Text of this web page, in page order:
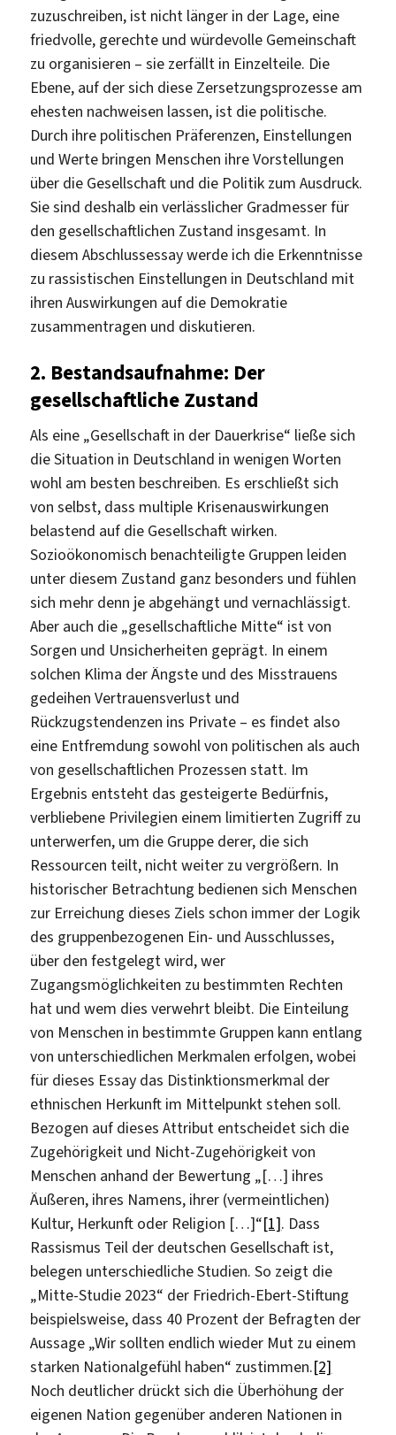
zuzuschreiben, ist nicht länger in der Lage, eine
friedvolle, gerechte und würdevolle Gemeinschaft
zu organisieren – sie zerfällt in Einzelteile. Die
Ebene, auf der sich diese Zersetzungsprozesse am
ehesten nachweisen lassen, ist die politische.
Durch ihre politischen Präferenzen, Einstellungen
und Werte bringen Menschen ihre Vorstellungen
über die Gesellschaft und die Politik zum Ausdruck.
Sie sind deshalb ein verlässlicher Gradmesser für
den gesellschaftlichen Zustand insgesamt. In
diesem Abschlussessay werde ich die Erkenntnisse
zu rassistischen Einstellungen in Deutschland mit
ihren Auswirkungen auf die Demokratie
zusammentragen und diskutieren.
2. Bestandsaufnahme: Der
gesellschaftliche Zustand
Als eine „Gesellschaft in der Dauerkrise“ ließe sich
die Situation in Deutschland in wenigen Worten
wohl am besten beschreiben. Es erschließt sich
von selbst, dass multiple Krisenauswirkungen
belastend auf die Gesellschaft wirken.
Sozioökonomisch benachteiligte Gruppen leiden
unter diesem Zustand ganz besonders und fühlen
sich mehr denn je abgehängt und vernachlässigt.
Aber auch die „gesellschaftliche Mitte“ ist von
Sorgen und Unsicherheiten geprägt. In einem
solchen Klima der Ängste und des Misstrauens
gedeihen Vertrauensverlust und
Rückzugstendenzen ins Private – es findet also
eine Entfremdung sowohl von politischen als auch
von gesellschaftlichen Prozessen statt. Im
Ergebnis entsteht das gesteigerte Bedürfnis,
verbliebene Privilegien einem limitierten Zugriff zu
unterwerfen, um die Gruppe derer, die sich
Ressourcen teilt, nicht weiter zu vergrößern. In
historischer Betrachtung bedienen sich Menschen
zur Erreichung dieses Ziels schon immer der Logik
des gruppenbezogenen Ein- und Ausschlusses,
über den festgelegt wird, wer
Zugangsmöglichkeiten zu bestimmten Rechten
hat und wem dies verwehrt bleibt. Die Einteilung
von Menschen in bestimmte Gruppen kann entlang
von unterschiedlichen Merkmalen erfolgen, wobei
für dieses Essay das Distinktionsmerkmal der
ethnischen Herkunft im Mittelpunkt stehen soll.
Bezogen auf dieses Attribut entscheidet sich die
Zugehörigkeit und Nicht-Zugehörigkeit von
Menschen anhand der Bewertung „[…] ihres
Äußeren, ihres Namens, ihrer (vermeintlichen)
Kultur, Herkunft oder Religion […]“[1]. Dass
Rassismus Teil der deutschen Gesellschaft ist,
belegen unterschiedliche Studien. So zeigt die
„Mitte-Studie 2023“ der Friedrich-Ebert-Stiftung
beispielsweise, dass 40 Prozent der Befragten der
Aussage „Wir sollten endlich wieder Mut zu einem
starken Nationalgefühl haben“ zustimmen.[2]
Noch deutlicher drückt sich die Überhöhung der
eigenen Nation gegenüber anderen Nationen in